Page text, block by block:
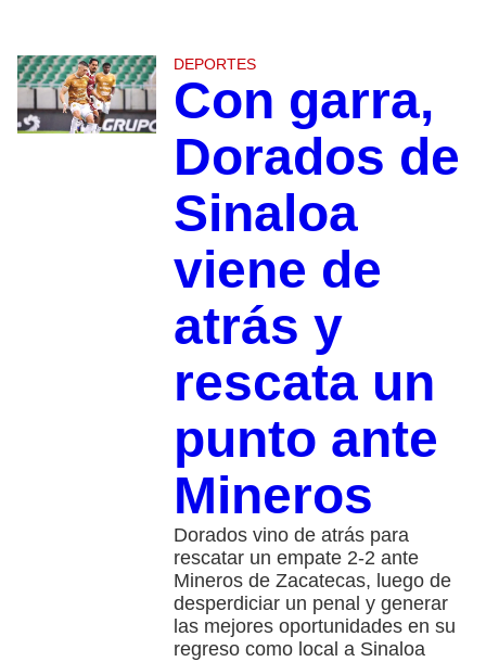
DEPORTES
Con garra,
Dorados de
Sinaloa
viene de
atrás y
rescata un
punto ante
Mineros
Dorados vino de atrás para
rescatar un empate 2-2 ante
Mineros de Zacatecas, luego de
desperdiciar un penal y generar
las mejores oportunidades en su
regreso como local a Sinaloa